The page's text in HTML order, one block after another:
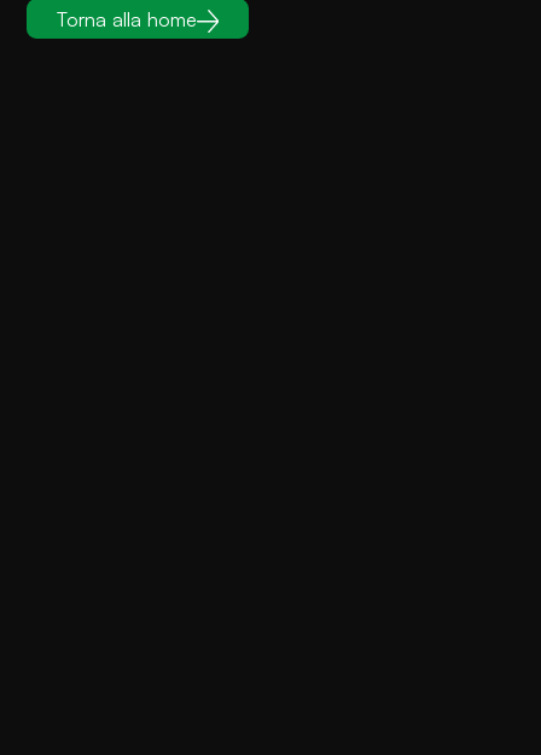
Torna alla home